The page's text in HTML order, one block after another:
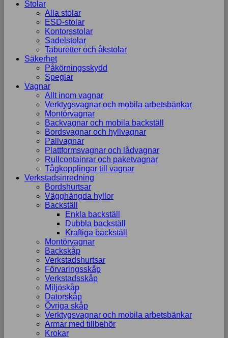
Stolar
Alla stolar
ESD-stolar
Kontorsstolar
Sadelstolar
Taburetter och åkstolar
Säkerhet
Påkörningsskydd
Speglar
Vagnar
Allt inom vagnar
Verktygsvagnar och mobila arbetsbänkar
Montörvagnar
Backvagnar och mobila backställ
Bordsvagnar och hyllvagnar
Pallvagnar
Plattformsvagnar och lådvagnar
Rullcontainrar och paketvagnar
Tågkopplingar till vagnar
Verkstadsinredning
Bordshurtsar
Vägghängda hyllor
Backställ
Enkla backställ
Dubbla backställ
Kraftiga backställ
Montörvagnar
Backskåp
Verkstadshurtsar
Förvaringsskåp
Verkstadsskåp
Miljöskåp
Datorskåp
Övriga skåp
Verktygsvagnar och mobila arbetsbänkar
Armar med tillbehör
Krokar